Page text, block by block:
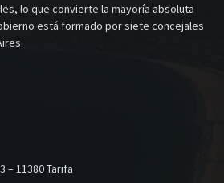
lo que convierte la mayoría absoluta
está formado por siete concejales
– 11380 Tarifa